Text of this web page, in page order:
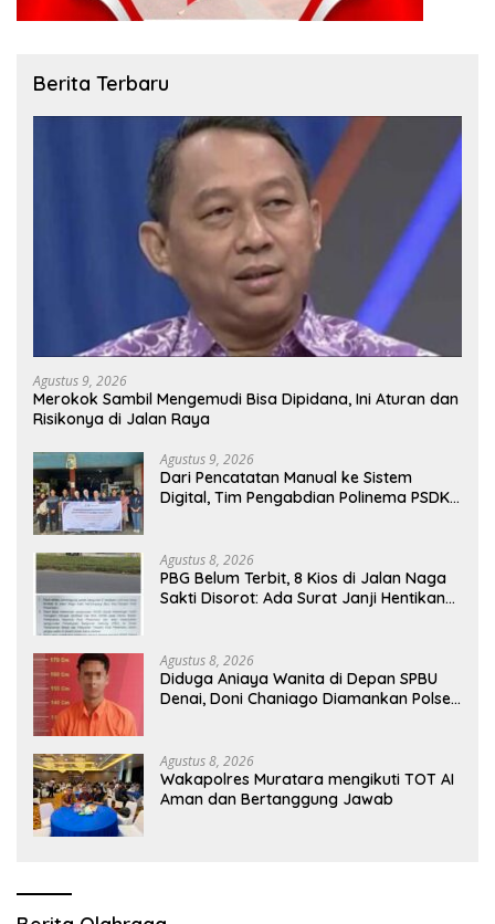
Berita Terbaru
Agustus 9, 2026
Merokok Sambil Mengemudi Bisa Dipidana, Ini Aturan dan
Risikonya di Jalan Raya
Agustus 9, 2026
Dari Pencatatan Manual ke Sistem
Digital, Tim Pengabdian Polinema PSDKU
Agustus 8, 2026
PBG Belum Terbit, 8 Kios di Jalan Naga
Sakti Disorot: Ada Surat Janji Hentikan
Agustus 8, 2026
Diduga Aniaya Wanita di Depan SPBU
Denai, Doni Chaniago Diamankan Polsek
Agustus 8, 2026
Wakapolres Muratara mengikuti TOT AI
Aman dan Bertanggung Jawab